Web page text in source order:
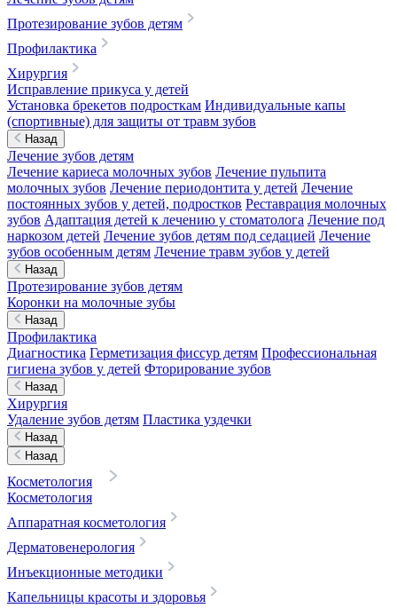
Протезирование зубов детям
Профилактика
Хирургия
Исправление прикуса у детей
Установка брекетов подросткам Индивидуальные капы
(спортивные) для защиты от травм зубов
Назад
Лечение зубов детям
Лечение кариеса молочных зубов Лечение пульпита
молочных зубов Лечение периодонтита у детей Лечение
постоянных зубов у детей, подростков Реставрация молочных
зубов Адаптация детей к лечению у стоматолога Лечение под
наркозом детей Лечение зубов детям под седацией Лечение
зубов особенным детям Лечение травм зубов у детей
Назад
Протезирование зубов детям
Коронки на молочные зубы
Назад
Профилактика
Диагностика Герметизация фиссур детям Профессиональная
гигиена зубов у детей Фторирование зубов
Назад
Хирургия
Удаление зубов детям Пластика уздечки
Назад
Назад
Косметология
Косметология
Аппаратная косметология
Дерматовенерология
Инъекционные методики
Капельницы красоты и здоровья